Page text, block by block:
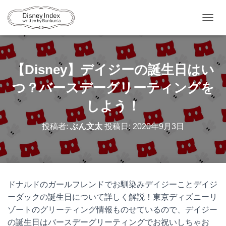
ビ
ゲ
ー
ョ
ン
を
え
【Disney】デイジーの誕生日はい
つ？バースデーグリーティングを
しよう！
投稿者: ぶん文太 投稿日: 2020年9月3日
ドナルドのガールフレンドでお馴染みデイジーことデイジ
ーダックの誕生日について詳しく解説！東京ディズニーリ
ゾートのグリーティング情報ものせているので、デイジー
の誕生日はバースデーグリーティングでお祝いしちゃお